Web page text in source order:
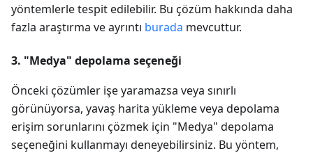
yöntemlerle tespit edilebilir. Bu çözüm hakkında daha
fazla araştırma ve ayrıntı burada mevcuttur.
3. "Medya" depolama seçeneği
Önceki çözümler işe yaramazsa veya sınırlı
görünüyorsa, yavaş harita yükleme veya depolama
erişim sorunlarını çözmek için "Medya" depolama
seçeneğini kullanmayı deneyebilirsiniz. Bu yöntem,